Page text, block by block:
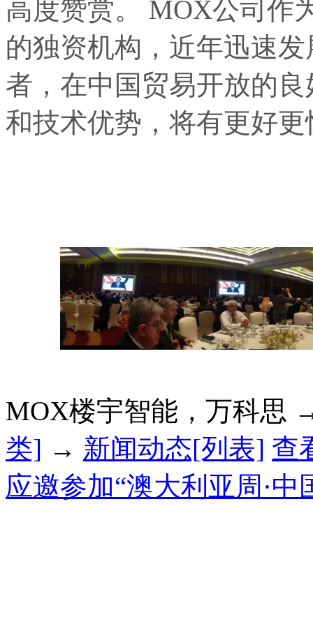
高度赞赏。 MOX公司作
的独资机构，近年迅速
者，在中国贸易开放的
和技术优势，将有更好
MOX楼宇智能，万科思
类] → 新闻动态[列表] 查
应邀参加“澳大利亚周·中